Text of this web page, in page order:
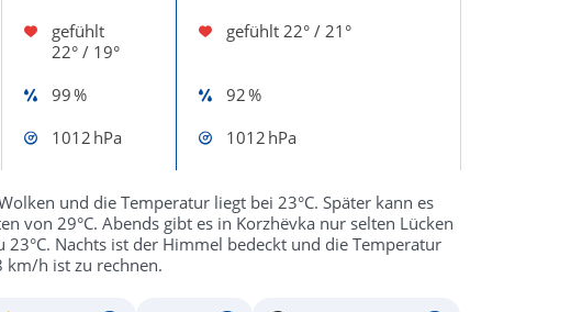
gefühlt
22° / 19°
gefühlt 22° / 21°
99 %
92 %
1012 hPa 1012 hPa
und die Temperatur liegt bei 23°C. Später kann es
von 29°C. Abends gibt es in Korzhëvka nur selten Lücken
Nachts ist der Himmel bedeckt und die Temperatur
km/h ist zu rechnen.